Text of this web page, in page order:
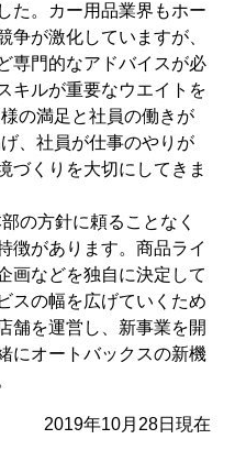
た。カー用品業界もホー
争が激化していますが、
専門的なアドバイスが必
キルが重要なウエイトを
の満足と社員の働きが
、社員が仕事のやりが
づくりを大切にしてきま
の方針に頼ることなく
徴があります。商品ライ
画などを独自に決定して
スの幅を広げていくため
舗を運営し、新事業を開
にオートバックスの新機
2019年10月28日現在